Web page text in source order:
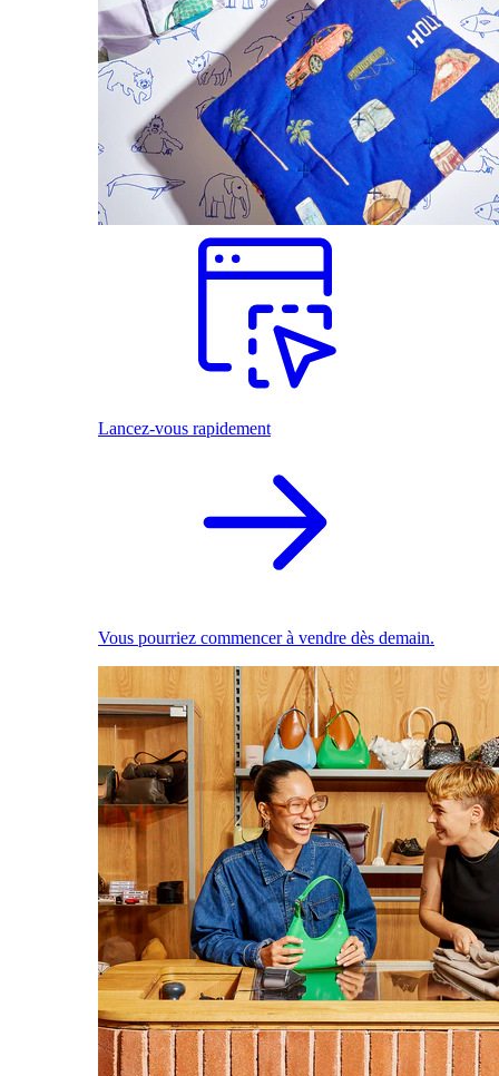
Lancez-vous rapidement
Vous pourriez commencer à vendre dès demain.